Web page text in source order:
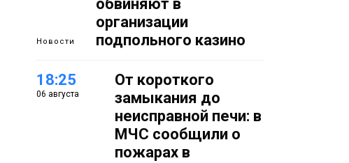
Новости
обвиняют в
организации
подпольного казино
18:25
06 августа
От короткого
замыкания до
неисправной печи: в
МЧС сообщили о
пожарах в